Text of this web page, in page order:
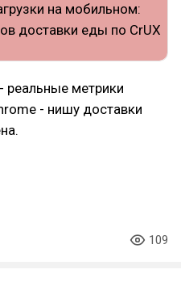
реальные метрики
- нишу доставки
109